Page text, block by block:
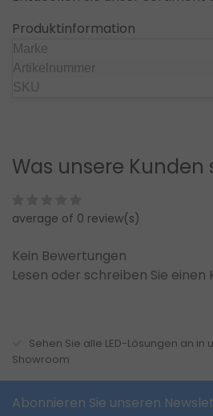
Produktinformation
Marke
Artikelnummer
SKU
Was unsere Kunden
average of 0 review(s)
Kein Bewertungen
Lesen oder schreiben Sie
Sehen Sie alle LED-Lösungen an in
Showroom
Abonnieren Sie unseren